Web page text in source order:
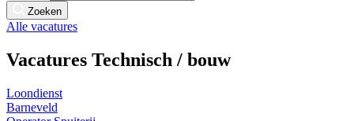
Zoeken
Alle vacatures
Vacatures Technisch / bouw
Loondienst
Barneveld